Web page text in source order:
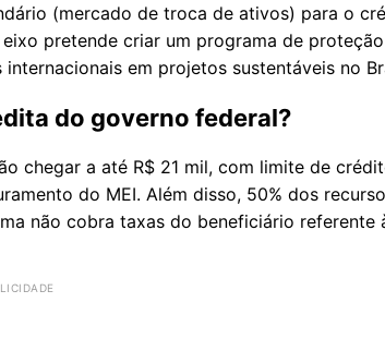
(mercado de troca de ativos) para o
pretende criar um programa de
em projetos sustentáveis no
do governo federal?
chegar a até R$ 21 mil, com limite de
do MEI. Além disso, 50% dos
não cobra taxas do beneficiário referente